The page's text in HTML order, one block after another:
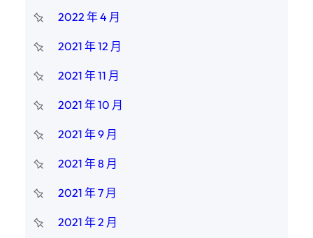
2022 年 4 月
2021 年 12 月
2021 年 11 月
2021 年 10 月
2021 年 9 月
2021 年 8 月
2021 年 7 月
2021 年 2 月